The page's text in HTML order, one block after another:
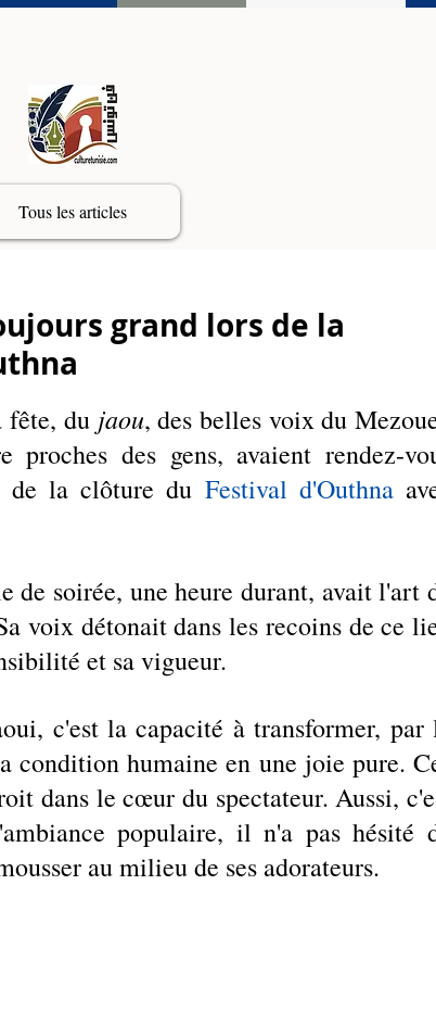
Tous les articles
grand lors de la
fête, du jaou, des belles voix du
des gens, avaient rendez-
de la clôture du Festival d'Outhna
soirée, une heure durant, avait l'art
voix détonait dans les recoins de ce
et sa vigueur.
c'est la capacité à transformer, par
condition humaine en une joie pure.
dans le cœur du spectateur. Aussi,
populaire, il n'a pas hésité
au milieu de ses adorateurs.